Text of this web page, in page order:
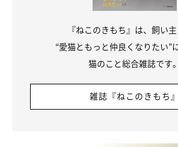
2匹の存在について、 「かけがえのない宝物
と話す飼い主さん。最後に、2匹へこ
『ねこのきもち』は、飼い
“愛猫ともっと仲良くなりたい”
猫のこと総合雑誌です。
雑誌『ねこのきもち』